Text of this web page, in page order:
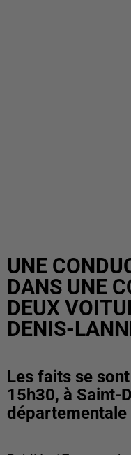
UNE
DANS UNE
DEUX
DENIS-
Les faits se
15h30, à Saint-
départementale